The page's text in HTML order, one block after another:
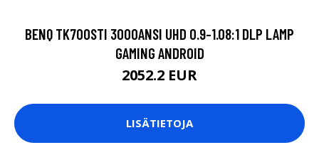
BENQ TK700STI 3000ANSI UHD 0.9-1.08:1 DLP LAMP
GAMING ANDROID
2052.2 EUR
LISÄTIETOJA